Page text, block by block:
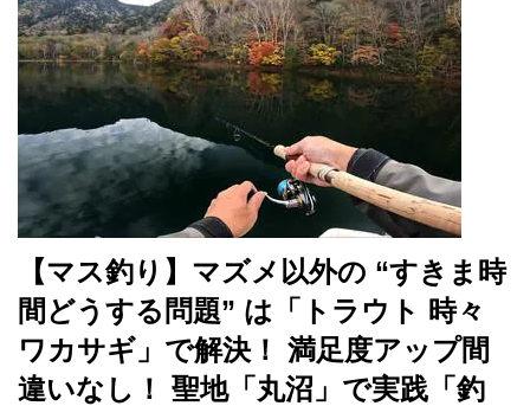
【マス釣り】マズメ以外の “すきま時
間どうする問題” は「トラウト 時々
ワカサギ」で解決！ 満足度アップ間
違いなし！ 聖地「丸沼」で実践「釣